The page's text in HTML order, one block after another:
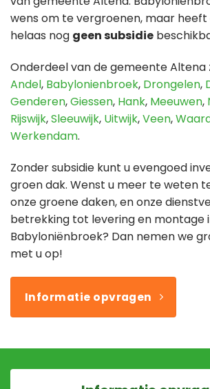
wens om te vergroenen, maar
helaas nog geen subsidie
Onderdeel van de gemeente Altena
Andel, Babylonienbroek, Drongelen,
Genderen,Giessen, Hank, Meeuwen,
Rijswijk,Sleeuwijk, Uitwijk,Veen,
Werkendam.
Zonder subsidie kunt u evengoed
groen dak. Wenst u meer te weten
onze groene daken, en onze
betrekking tot levering en montage
Babyloniënbroek? Dan nemen we
met u op!
Informatie opvragen